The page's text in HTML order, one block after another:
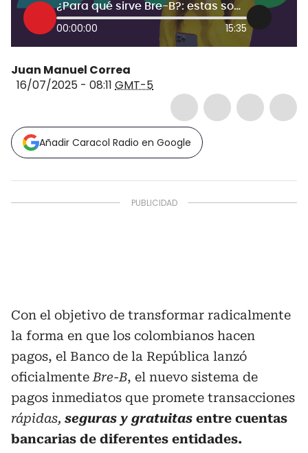
¿Para qué sirve Bre-B?: estas son las transacciones que puede hacer con las nuevas ‘llaves’
00:00:00 15:35
Juan Manuel Correa
16/07/2025 - 08:11 GMT-5
Añadir Caracol Radio en Google
Con el objetivo de transformar radicalmente
la forma en que los colombianos hacen
pagos, el Banco de la República lanzó
oficialmente Bre-B, el nuevo sistema de
pagos inmediatos que promete transacciones
rápidas, seguras y gratuitas entre cuentas
bancarias de diferentes entidades.